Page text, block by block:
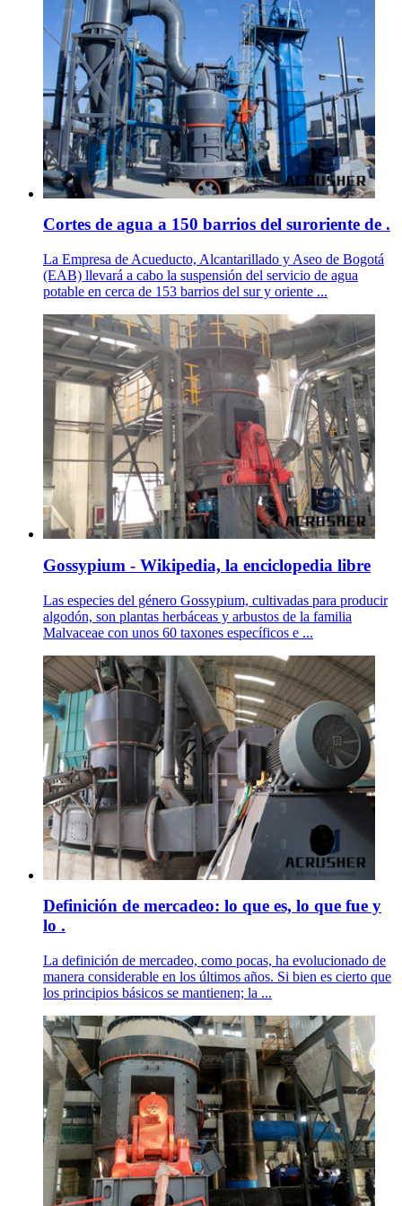
Cortes de agua a 150 barrios del suroriente de .
La Empresa de Acueducto, Alcantarillado y Aseo de Bogotá
(EAB) llevará a cabo la suspensión del servicio de agua
potable en cerca de 153 barrios del sur y oriente ...
Gossypium - Wikipedia, la enciclopedia libre
Las especies del género Gossypium, cultivadas para producir
algodón, son plantas herbáceas y arbustos de la familia
Malvaceae con unos 60 taxones específicos e ...
Definición de mercadeo: lo que es, lo que fue y
lo .
La definición de mercadeo, como pocas, ha evolucionado de
manera considerable en los últimos años. Si bien es cierto que
los principios básicos se mantienen; la ...